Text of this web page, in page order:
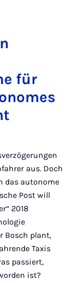
für
aus. Doch
das autonome
Post will
2018
Bosch plant,
Taxis
passiert,
ist?